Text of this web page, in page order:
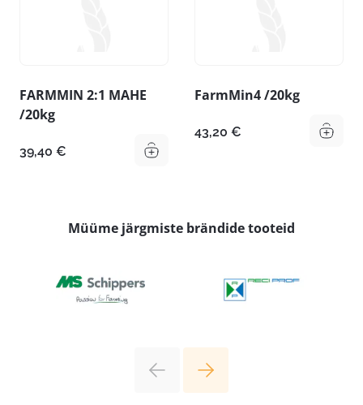
FARMMIN 2:1 MAHE
/20kg
39,40 €
FarmMin4 /20kg
43,20 €
Müüme järgmiste brändide tooteid